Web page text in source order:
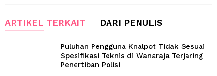
ARTIKEL TERKAIT DARI PENULIS
Puluhan Pengguna Knalpot Tidak Sesuai
Spesifikasi Teknis di Wanaraja Terjaring
Penertiban Polisi